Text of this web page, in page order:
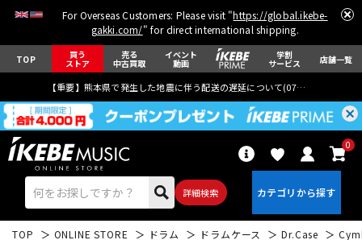
For Overseas Customers: Please visit "https://global.ikebe-
gakki.com/" for direct international shipping.
TOP 買う
ストア
売る
中古買取
イベント
動画
学割
サービス 店舗一覧
【重要】熊本県で発生した地震に伴う配送の遅延について(07月29日
詳細検索
0
TOP ONLINE STORE ドラム ドラムケース Dr.Case